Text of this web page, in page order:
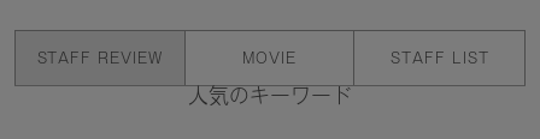
STAFF REVIEW MOVIE STAFF LIST
人気のキーワード